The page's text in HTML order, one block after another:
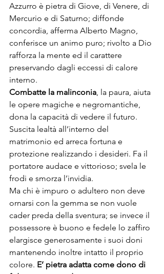
Azzurro è pietra di Giove, di Venere, di
Mercurio e di Saturno; diffonde
concordia, afferma Alberto Magno,
conferisce un animo puro; rivolto a Dio
rafforza la mente ed il carattere
preservando dagli eccessi di calore
interno.
Combatte la malinconia , la paura, aiuta
le opere magiche e negromantiche,
dona la capacità di vedere il futuro.
Suscita lealtà all’interno del
matrimonio ed arreca fortuna e
protezione realizzando i desideri. Fa il
portatore audace e vittorioso; svela le
frodi e smorza l’invidia.
Ma chi è impuro o adultero non deve
ornarsi con la gemma se non vuole
cader preda della sventura; se invece il
possessore è buono e fedele lo zaffiro
elargisce generosamente i suoi doni
mantenendo inoltre intatto il proprio
colore. E’ pietra adatta come dono di